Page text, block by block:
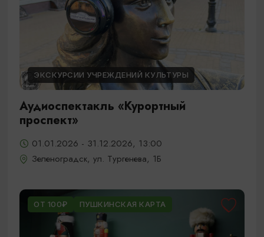
ЭКСКУРСИИ УЧРЕЖДЕНИЙ КУЛЬТУРЫ
Аудиоспектакль «Курортный
проспект»
01.01.2026 - 31.12.2026, 13:00
Зеленоградск, ул. Тургенева, 1Б
ОТ 100₽ ПУШКИНСКАЯ КАРТА